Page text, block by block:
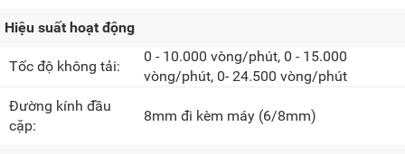
Hiệu suất hoạt động
Tốc độ không tải:
0 - 10.000 vòng/phút, 0 - 15.000
vòng/phút, 0- 24.500 vòng/phút
Đường kính đầu
cặp:
8mm đi kèm máy (6/8mm)